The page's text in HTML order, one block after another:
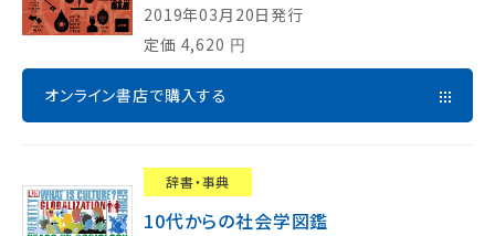
2019年03月20日発行
定価 4,620 円
オンライン書店で購入する
辞書・事典
10代からの社会学図鑑